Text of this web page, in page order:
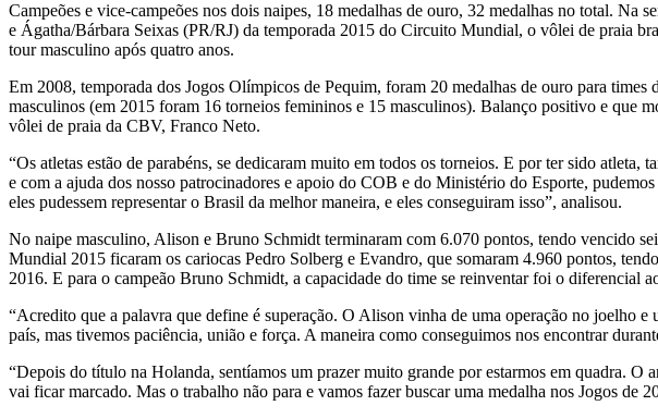
Campeões e vice-campeões nos dois naipes, 18 medalhas de ouro, 32 medalhas no total.
e Ágatha/Bárbara Seixas (PR/RJ) da temporada 2015 do Circuito Mundial, o vôlei de praia
tour masculino após quatro anos.
Em 2008, temporada dos Jogos Olímpicos de Pequim, foram 20 medalhas de ouro para
masculinos (em 2015 foram 16 torneios femininos e 15 masculinos). Balanço positivo e que
vôlei de praia da CBV, Franco Neto.
“Os atletas estão de parabéns, se dedicaram muito em todos os torneios. E por ter sido
e com a ajuda dos nosso patrocinadores e apoio do COB e do Ministério do Esporte,
eles pudessem representar o Brasil da melhor maneira, e eles conseguiram isso”, analisou.
No naipe masculino, Alison e Bruno Schmidt terminaram com 6.070 pontos, tendo vencido
Mundial 2015 ficaram os cariocas Pedro Solberg e Evandro, que somaram 4.960 pontos,
2016. E para o campeão Bruno Schmidt, a capacidade do time se reinventar foi o diferencial
“Acredito que a palavra que define é superação. O Alison vinha de uma operação no joelho
país, mas tivemos paciência, união e força. A maneira como conseguimos nos encontrar
“Depois do título na Holanda, sentíamos um prazer muito grande por estarmos em quadra.
vai ficar marcado. Mas o trabalho não para e vamos fazer buscar uma medalha nos Jogos de